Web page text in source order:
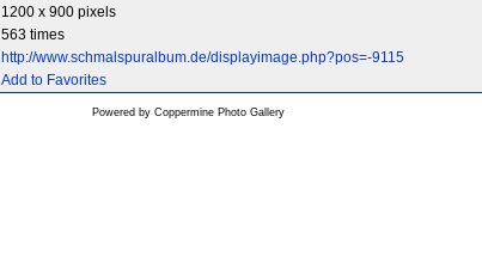
1200 x 900 pixels
563 times
http://www.schmalspuralbum.de/displayimage.php?pos=-9115
Add to Favorites
Powered by Coppermine Photo Gallery